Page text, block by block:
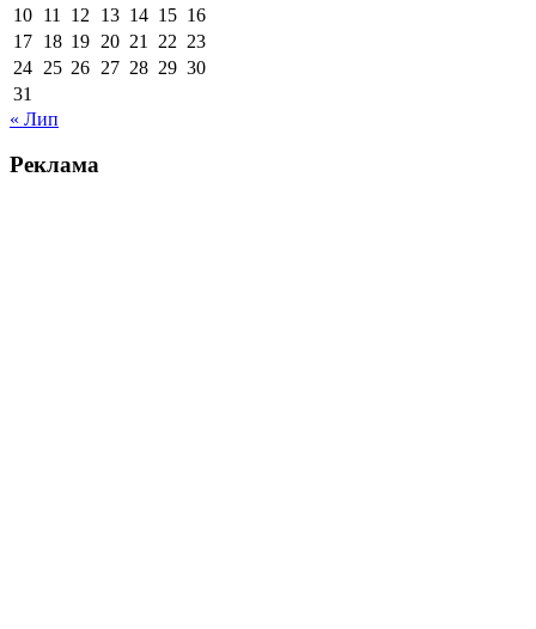
10 11 12 13 14 15 16
17 18 19 20 21 22 23
24 25 26 27 28 29 30
31
« Лип
Реклама